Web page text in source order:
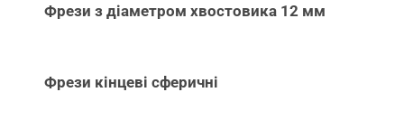
Фрези з діаметром хвостовика 12 мм
Фрези кінцеві сферичні